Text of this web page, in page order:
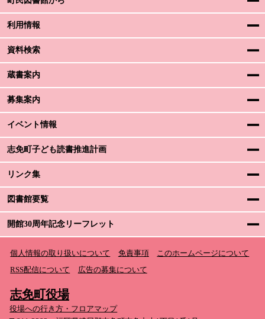
利用情報
資料検索
蔵書案内
募集案内
イベント情報
志免町子ども読書推進計画
リンク集
図書館要覧
開館30周年記念リーフレット
個人情報の取り扱いについて 免責事項
このホームページについて
RSS配信について
広告の募集について
志免町役場
役場への行き方・フロアマップ